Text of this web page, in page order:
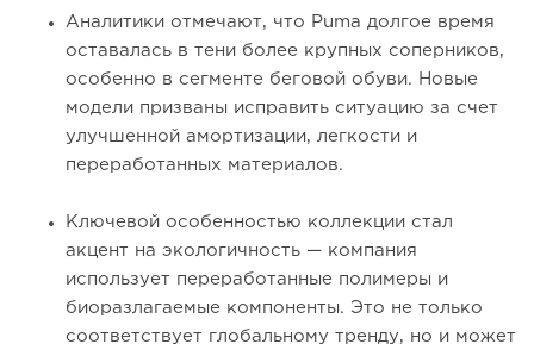
Аналитики отмечают, что Puma долгое время
оставалась в тени более крупных соперников,
особенно в сегменте беговой обуви. Новые
модели призваны исправить ситуацию за счет
улучшенной амортизации, легкости и
переработанных материалов.
Ключевой особенностью коллекции стал
акцент на экологичность — компания
использует переработанные полимеры и
биоразлагаемые компоненты. Это не только
соответствует глобальному тренду, но и может